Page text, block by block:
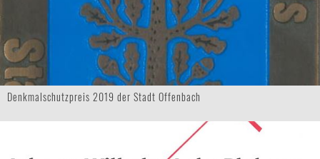
Denkmalschutzpreis 2019 der Stadt Offenbach